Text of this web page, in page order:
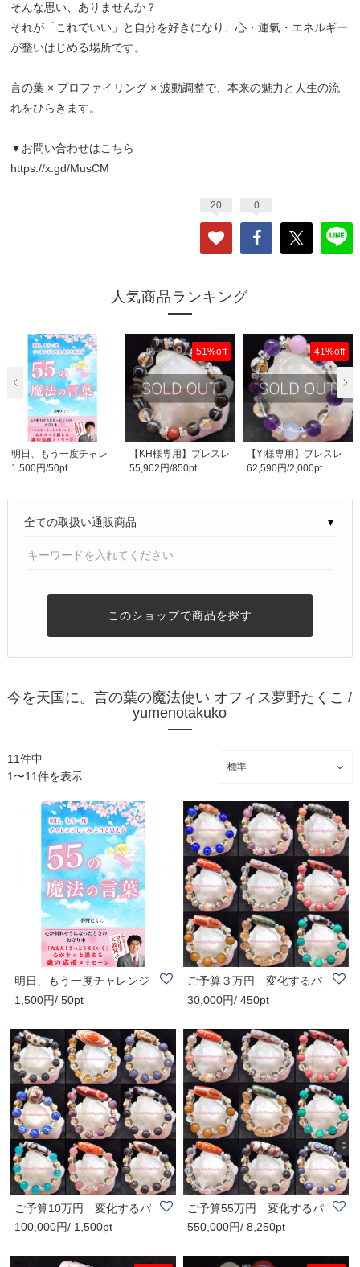
そんな思い、ありませんか？
それが「これでいい」と自分を好きになり、心・運氣・エネルギー
が整いはじめる場所です。
言の葉 × プロファイリング × 波動調整で、本来の魅力と人生の流
れをひらきます。
▼お問い合わせはこちら
https://x.gd/MusCM
20 0
人気商品ランキング
明日、もう一度チャレ
ンジしてみようと思..
1,500円/50pt
51%off
【KH様専用】ブレスレ
ット
55,902円/850pt
41%off
【YI様専用】ブレスレ
ット
62,590円/2,000pt
▼
このショップで商品を探す
今を天国に。言の葉の魔法使い オフィス夢野たくこ /
yumenotakuko
11件中
1〜11件を表示
明日、もう一度チャレンジ
してみようと思..
1,500円/ 50pt
ご予算３万円 変化するパ
ワーストーン ..
30,000円/ 450pt
ご予算10万円 変化するパ
ワーストーン ..
100,000円/ 1,500pt
ご予算55万円 変化するパ
ワーストーン ..
550,000円/ 8,250pt